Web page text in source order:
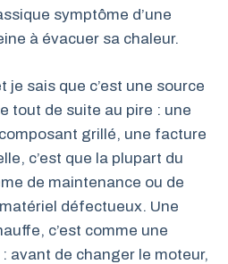
symptôme d’une
à évacuer sa chaleur.
je sais que c’est une source
tout de suite au pire : une
grillé, une facture
c’est que la plupart du
de maintenance ou de
défectueux. Une
c’est comme une
avant de changer le moteur,